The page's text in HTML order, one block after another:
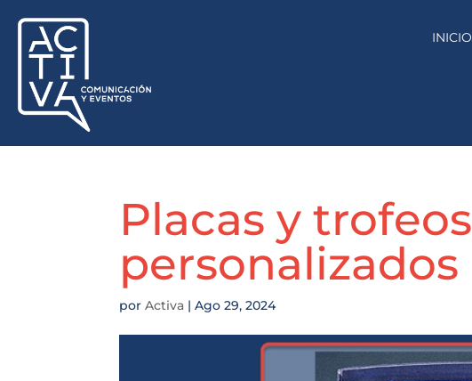
INICIO
Placas y trofeos
personalizados
porActiva |Ago 29, 2024